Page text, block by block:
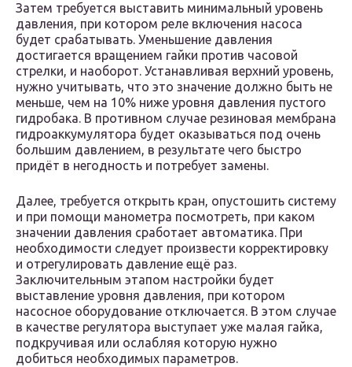
Затем требуется выставить минимальный уровень
давления, при котором реле включения насоса
будет срабатывать. Уменьшение давления
достигается вращением гайки против часовой
стрелки, и наоборот. Устанавливая верхний уровень,
нужно учитывать, что это значение должно быть не
меньше, чем на 10% ниже уровня давления пустого
гидробака. В противном случае резиновая мембрана
гидроаккумулятора будет оказываться под очень
большим давлением, в результате чего быстро
придёт в негодность и потребует замены.
Далее, требуется открыть кран, опустошить систему
и при помощи манометра посмотреть, при каком
значении давления сработает автоматика. При
необходимости следует произвести корректировку
и отрегулировать давление ещё раз.
Заключительным этапом настройки будет
выставление уровня давления, при котором
насосное оборудование отключается. В этом случае
в качестве регулятора выступает уже малая гайка,
подкручивая или ослабляя которую нужно
добиться необходимых параметров.